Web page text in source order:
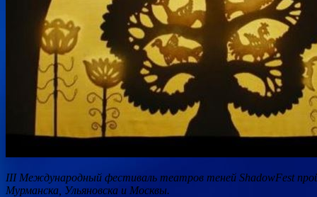
III Международный фестиваль театров теней ShadowFest
Мурманска, Ульяновска и Москвы.